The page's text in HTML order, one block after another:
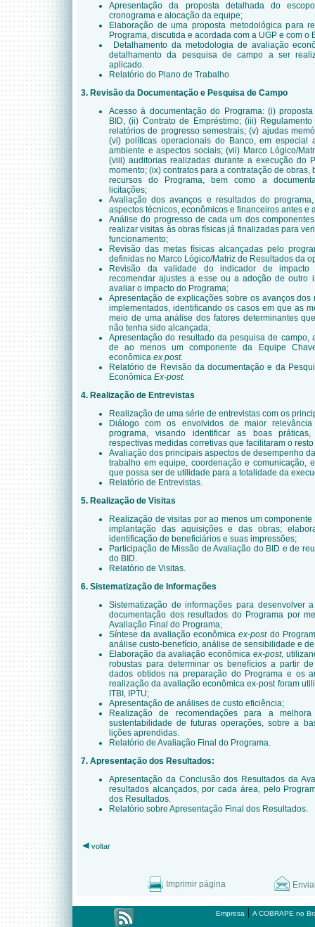
Apresentação da proposta detalhada do
cronograma e alocação da equipe;
Elaboração de uma proposta metodológica para
Programa, discutida e acordada com a UGP e com o
Detalhamento da metodologia de avaliação
detalhamento da pesquisa de campo a ser
aplicado.
Relatório do Plano de Trabalho
3. Revisão da Documentação e Pesquisa de Campo
Acesso à documentação do Programa: (i)
BID, (ii) Contrato de Empréstimo; (iii)
relatórios de progresso semestrais; (v) ajudas
(vi) políticas operacionais do Banco, em especial
ambiente e aspectos sociais; (vii) Marco Lógico/
(viii) auditorias realizadas durante a execução do
momento; (ix) contratos para a contratação de
recursos do Programa, bem como a
licitações;
Avaliação dos avanços e resultados do
aspectos técnicos, econômicos e financeiros antes e
Análise do progresso de cada um dos
realizar visitas às obras físicas já finalizadas para
funcionamento;
Revisão das metas físicas alcançadas pelo
definidas no Marco Lógico/Matriz de Resultados da
Revisão da validade do indicador de impacto
recomendar ajustes a esse ou a adoção de outro
avaliar o impacto do Programa;
Apresentação de explicações sobre os avanços
implementados, identificando os casos em que as
meio de uma análise dos fatores determinantes
não tenha sido alcançada;
Apresentação do resultado da pesquisa de campo,
de ao menos um componente da Equipe
econômica ex post.
Relatório de Revisão da documentação e da
Econômica Ex-post.
4. Realização de Entrevistas
Realização de uma série de entrevistas com os
Diálogo com os envolvidos de maior
programa, visando identificar as boas
respectivas medidas corretivas que facilitaram o
Avaliação dos principais aspectos de desempenho
trabalho em equipe, coordenação e comunicação,
que possa ser de utilidade para a totalidade da
Relatório de Entrevistas.
5. Realização de Visitas
Realização de visitas por ao menos um
implantação das aquisições e das obras;
identificação de beneficiários e suas impressões;
Participação de Missão de Avaliação do BID e de
do BID.
Relatório de Visitas.
6. Sistematização de Informações
Sistematização de informações para desenvolver
documentação dos resultados do Programa por
Avaliação Final do Programa;
Síntese da avaliação econômicaex-postdo
análise custo-benefício, análise de sensibilidade e
Elaboração da avaliação econômica ex-post,
robustas para determinar os benefícios a partir
dados obtidos na preparação do Programa e os
realização da avaliação econômica ex-post foram
ITBI, IPTU;
Apresentação de análises de custo eficiência;
Realização de recomendações para a
sustentabilidade de futuras operações, sobre a
lições aprendidas.
Relatório de Avaliação Final do Programa.
7. Apresentação dos Resultados:
Apresentação da Conclusão dos Resultados da
resultados alcançados, por cada área, pelo
dos Resultados.
Relatório sobre Apresentação Final dos Resultados.
voltar
Imprimir página
Empresa | A COBRAPE no